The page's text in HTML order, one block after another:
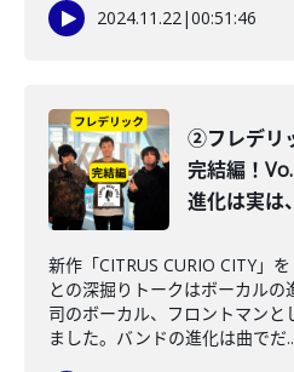
2024.11.22|00:51:46
②フレデリ
完結編！
進化は実は
新作「CITRUS CURIO CITY」
との深掘りトークはボーカル
司のボーカル、フロントマンと
ました。バンドの進化は曲でだ